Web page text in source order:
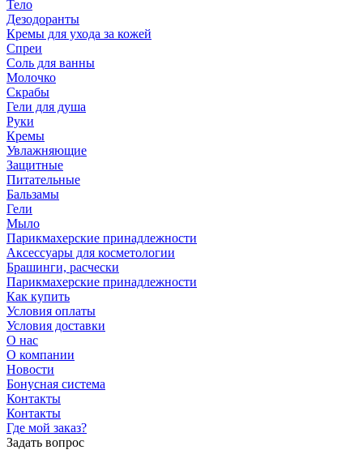
Тело
Дезодоранты
Кремы для ухода за кожей
Спреи
Соль для ванны
Молочко
Скрабы
Гели для душа
Руки
Кремы
Увлажняющие
Защитные
Питательные
Бальзамы
Гели
Мыло
Парикмахерские принадлежности
Аксессуары для косметологии
Брашинги, расчески
Парикмахерские принадлежности
Как купить
Условия оплаты
Условия доставки
О нас
О компании
Новости
Бонусная система
Контакты
Контакты
Где мой заказ?
Задать вопрос